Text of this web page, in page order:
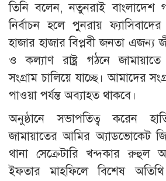
তিনি বলেন, নতুনরাই বাংলাদেশ
নির্বাচন হলে পুনরায়
হাজার হাজার বিপ্লবী জনতা এজন্য
ও কল্যাণ রাষ্ট্র গঠনে
সংগ্রাম চালিয়ে যাচ্ছে। আমাদের
পাওয়া পর্যন্ত অব্যাহত থাকবে।
অনুষ্ঠানে সভাপতিত্ব করেন
জামায়াতের আমির অ্যাডভোকেট
থানা সেক্রেটারি খন্দকার রুহুল
ইফতার মাহফিলে বিশেষ